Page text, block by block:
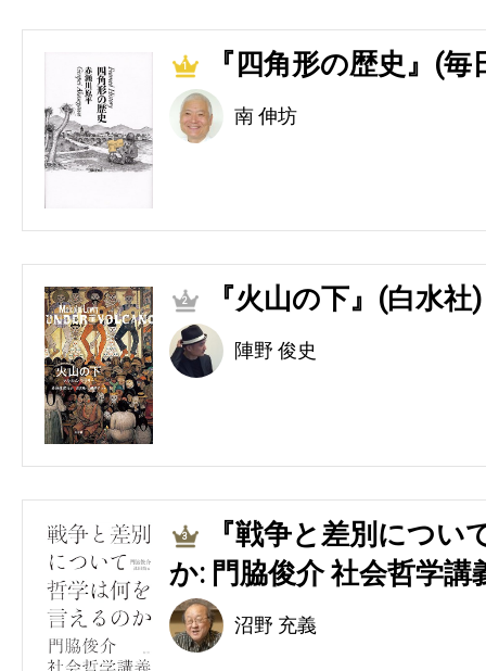
1 『四角形の歴史』(毎
南 伸坊
2 『火山の下』(白水社)
陣野 俊史
3
『戦争と差別につ
か: 門脇俊介 社会哲学講
沼野 充義